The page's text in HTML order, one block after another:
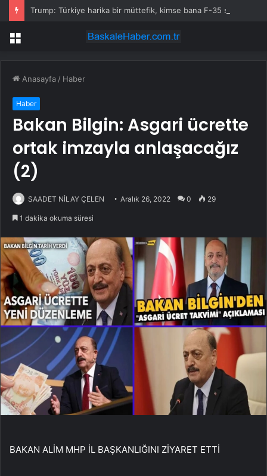
Menü
Anasayfa / Haber
Haber
Bakan Bilgin: Asgari ücrette
ortak imzayla anlaşacağız
(2)
SAADET NİLAY ÇELEN Aralık 26, 2022 0 29
1 dakika okuma süresi
BAKAN ALİM MHP İL BAŞKANLIĞINI ZİYARET ETTİ